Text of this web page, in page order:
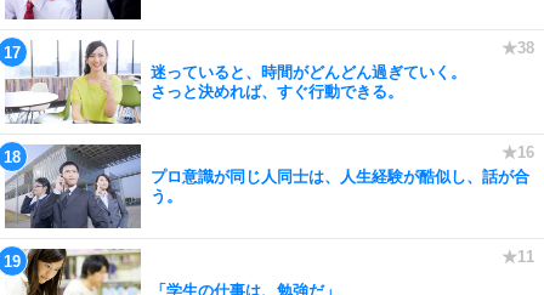
迷っていると、時間がどんどん過ぎていく。
さっと決めれば、すぐ行動できる。
プロ意識が同じ人同士は、人生経験が酷似し、話が合
う。
「学生の仕事は、勉強だ」